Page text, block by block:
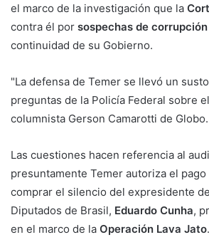
el marco de la investigación que la
contra él por sospechas de corrupción
continuidad de su Gobierno.
"La defensa de Temer se llevó un
preguntas de la Policía Federal sobre
columnista Gerson Camarotti de Globo.
Las cuestiones hacen referencia al
presuntamente Temer autoriza el
comprar el silencio del expresidente
Diputados de Brasil, Eduardo Cunha,
en el marco de la Operación Lava Jato.